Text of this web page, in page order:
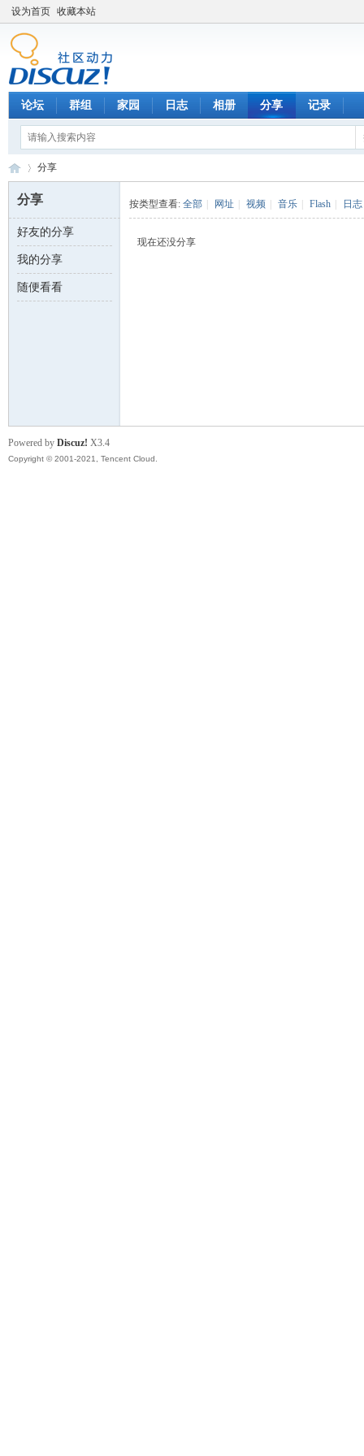
设为首页 收藏本站
论坛 群组 家园 日志 相册 分享 记录
数 ›
分享
分享
好友的分享
我的分享
随便看看
按类型查看: 全部 网址 视频 音乐 Flash 日志
现在还没分享
Powered by Discuz! X3.4
Copyright © 2001-2021, Tencent Cloud.